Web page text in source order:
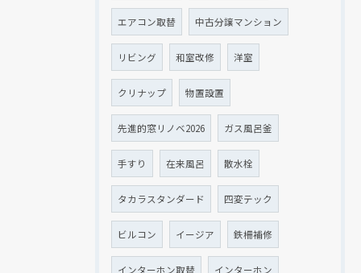
エアコン取替 中古分譲マンション
リビング 和室改修 洋室
クリナップ 物置設置
先進的窓リノベ2026 ガス風呂釜
手すり 在来風呂 散水栓
タカラスタンダード 四変テック
ビルコン イージア 鉄柵補修
インターホン取替 インターホン